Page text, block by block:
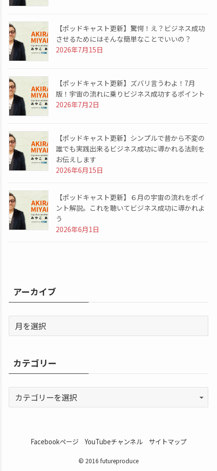
【ポッドキャスト更新】驚愕！え？ビジネス成功
させるためにはそんな簡単なことでいいの？
2026年7月15日
【ポッドキャスト更新】ズバリ言うわよ！7月
版！宇宙の流れに乗りビジネス成功するポイント
2026年7月2日
【ポッドキャスト更新】シンプルで昔から不変の
誰でも実践出来るビジネス成功に導かれる法則を
お伝えします
2026年6月15日
【ポッドキャスト更新】６月の宇宙の流れをポイ
ント解説。これを聴いてビジネス成功に導かれよ
う
2026年6月1日
アーカイブ
カテゴリー
Facebookページ YouTubeチャンネル サイトマップ
© 2016 futureproduce